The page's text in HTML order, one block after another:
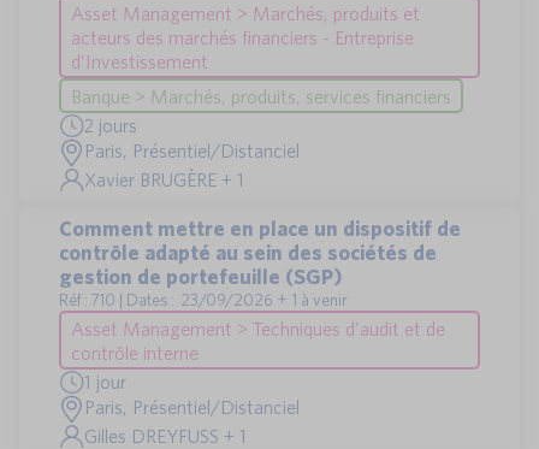
Asset Management > Marchés, produits et
acteurs des marchés financiers - Entreprise
d'Investissement
Banque > Marchés, produits, services financiers
2 jours
Paris, Présentiel/Distanciel
Xavier BRUGÈRE + 1
Comment mettre en place un dispositif de
contrôle adapté au sein des sociétés de
gestion de portefeuille (SGP)
Réf : 710 | Dates : 23/09/2026 + 1 à venir
Asset Management > Techniques d'audit et de
contrôle interne
1 jour
Paris, Présentiel/Distanciel
Gilles DREYFUSS + 1